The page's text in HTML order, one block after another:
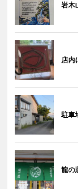
岩木
店内
駐車
龍の